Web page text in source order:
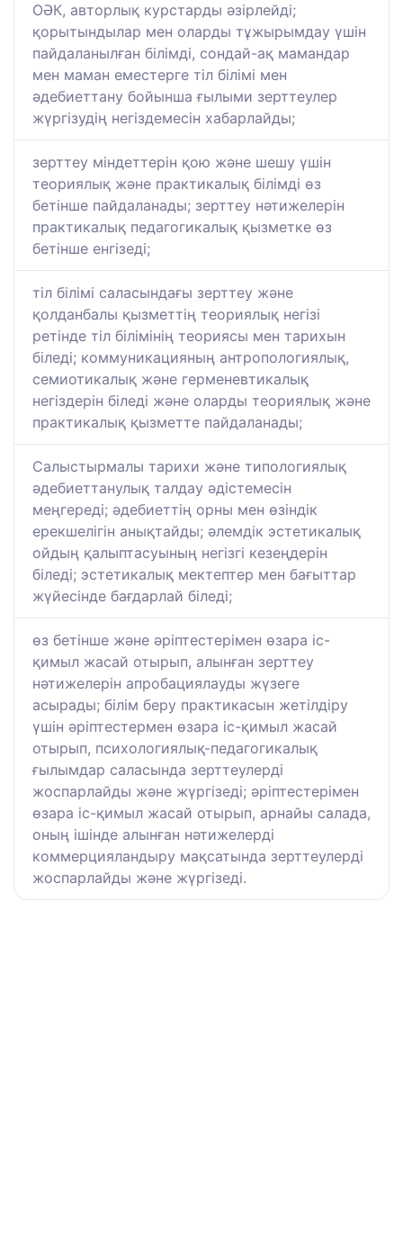
ОӘК, авторлық курстарды әзірлейді;
қорытындылар мен оларды тұжырымдау үшін
пайдаланылған білімді, сондай-ақ мамандар
мен маман еместерге тіл білімі мен
әдебиеттану бойынша ғылыми зерттеулер
жүргізудің негіздемесін хабарлайды;
зерттеу міндеттерін қою және шешу үшін
теориялық және практикалық білімді өз
бетінше пайдаланады; зерттеу нәтижелерін
практикалық педагогикалық қызметке өз
бетінше енгізеді;
тіл білімі саласындағы зерттеу және
қолданбалы қызметтің теориялық негізі
ретінде тіл білімінің теориясы мен тарихын
біледі; коммуникацияның антропологиялық,
семиотикалық және герменевтикалық
негіздерін біледі және оларды теориялық және
практикалық қызметте пайдаланады;
Салыстырмалы тарихи және типологиялық
әдебиеттанулық талдау әдістемесін
меңгереді; әдебиеттің орны мен өзіндік
ерекшелігін анықтайды; әлемдік эстетикалық
ойдың қалыптасуының негізгі кезеңдерін
біледі; эстетикалық мектептер мен бағыттар
жүйесінде бағдарлай біледі;
өз бетінше және әріптестерімен өзара іс-
қимыл жасай отырып, алынған зерттеу
нәтижелерін апробациялауды жүзеге
асырады; білім беру практикасын жетілдіру
үшін әріптестермен өзара іс-қимыл жасай
отырып, психологиялық-педагогикалық
ғылымдар саласында зерттеулерді
жоспарлайды және жүргізеді; әріптестерімен
өзара іс-қимыл жасай отырып, арнайы салада,
оның ішінде алынған нәтижелерді
коммерцияландыру мақсатында зерттеулерді
жоспарлайды және жүргізеді.